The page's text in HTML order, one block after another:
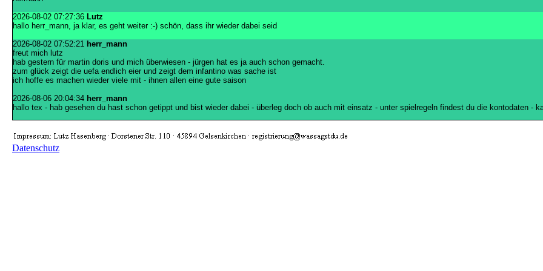
2026-08-02 07:27:36 Lutz
hallo herr_mann, ja klar, es geht weiter :-) schön, dass ihr wieder dabei seid
2026-08-02 07:52:21 herr_mann
freut mich lutz
hab gestern für martin doris und mich überwiesen - jürgen hat es ja auch schon gemacht.
zum glück zeigt die uefa endlich eier und zeigt dem infantino was sache ist
ich hoffe es machen wieder viele mit - ihnen allen eine gute saison
2026-08-06 20:04:34 herr_mann
hallo tex - hab gesehen du hast schon getippt und bist wieder dabei - überleg doch ob auch mit einsatz - unter spielregeln findest du die kontodaten -
Datenschutz